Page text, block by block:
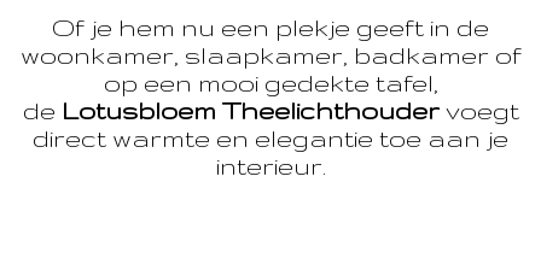
Of je hem nu een plekje geeft in de
woonkamer, slaapkamer, badkamer of
op een mooi gedekte tafel,
de Lotusbloem Theelichthoudervoegt
direct warmte en elegantie toe aan je
interieur.